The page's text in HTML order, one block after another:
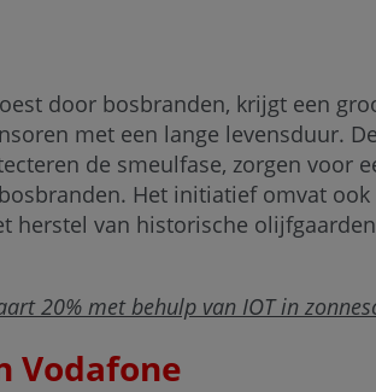
door bosbranden, krijgt een
met een lange levensduur.
de smeulfase, zorgen voor
Het initiatief omvat ook
herstel van historische
20% met behulp van IOT in
Vodafone